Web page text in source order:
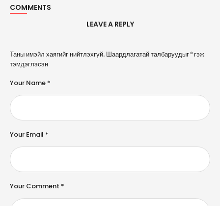
COMMENTS
LEAVE A REPLY
Таны имэйл хаягийг нийтлэхгүй. Шаардлагатай талбаруудыг*гэж
тэмдэглэсэн
Your Comment *
Your Name *
Your Email *
A
l
e
n
a
ti
e